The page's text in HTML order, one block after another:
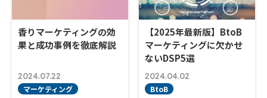
香りマーケティングの効
果と成功事例を徹底解説
2024.07.22
マーケティング
【2025年最新版】BtoB
マーケティングに欠かせ
ないDSP5選
2024.04.02
BtoB